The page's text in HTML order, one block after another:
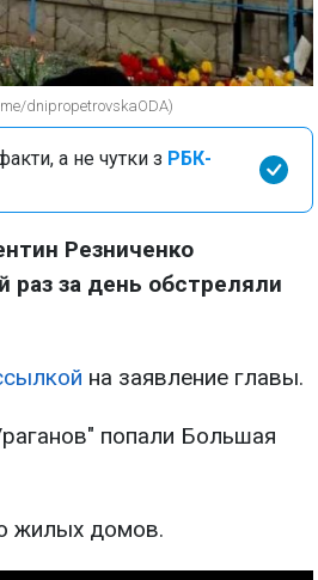
dnipropetrovskaODA)
а не чутки з РБК-
Резниченко
раз за день обстреляли
на заявление главы.
попали Большая
жилых домов.